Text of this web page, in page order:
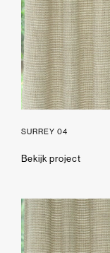
SURREY 04
Bekijk project